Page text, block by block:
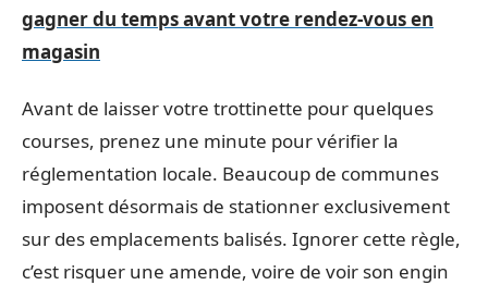
gagner du temps avant votre rendez-vous en
magasin
Avant de laisser votre trottinette pour quelques
courses, prenez une minute pour vérifier la
réglementation locale. Beaucoup de communes
imposent désormais de stationner exclusivement
sur des emplacements balisés. Ignorer cette règle,
c’est risquer une amende, voire de voir son engin